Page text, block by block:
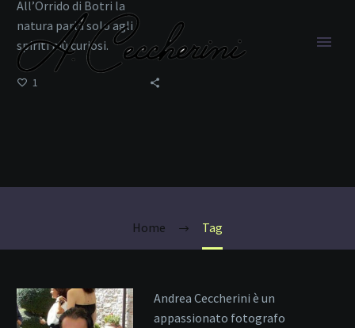
Home Tag
All’Orrido di Botri la
natura parla solo agli
spiriti più curiosi.
1
Andrea Ceccherini è un
appassionato fotografo